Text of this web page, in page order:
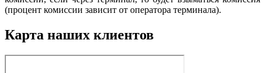
(процент комиссии зависит от оператора терминала).
Карта наших клиентов